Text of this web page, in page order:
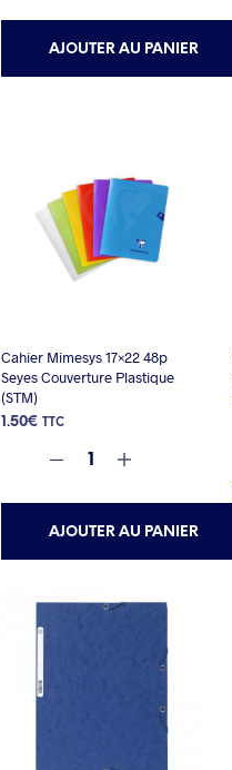
AJOUTER AU PANIER
Cahier Mimesys 17×22 48p
Seyes Couverture Plastique
(STM)
1.50€ TTC
AJOUTER AU PANIER